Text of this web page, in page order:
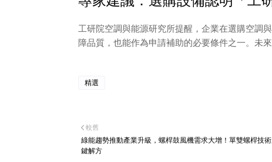
工研院空調與能源研究所提醒，企業在選購空調
障品質，也能作為申請補助的必要條件之一。未
精選
較舊
綠能趨勢推動產業升級，螺桿鼓風機需求大增！單雙螺桿技
鍵解方